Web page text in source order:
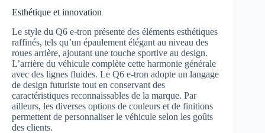
Esthétique et innovation
Le style du Q6 e-tron présente des éléments esthétiques
raffinés, tels qu’un épaulement élégant au niveau des
roues arrière, ajoutant une touche sportive au design.
L’arrière du véhicule complète cette harmonie générale
avec des lignes fluides. Le Q6 e-tron adopte un langage
de design futuriste tout en conservant des
caractéristiques reconnaissables de la marque. Par
ailleurs, les diverses options de couleurs et de finitions
permettent de personnaliser le véhicule selon les goûts
des clients.